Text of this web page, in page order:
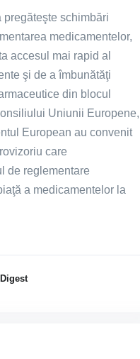
schimbări
medicamentelor,
accesul mai rapid al
şi de a îmbunătăţi
din blocul
Uniunii Europene,
European au convenit
care
de reglementare
a medicamentelor la